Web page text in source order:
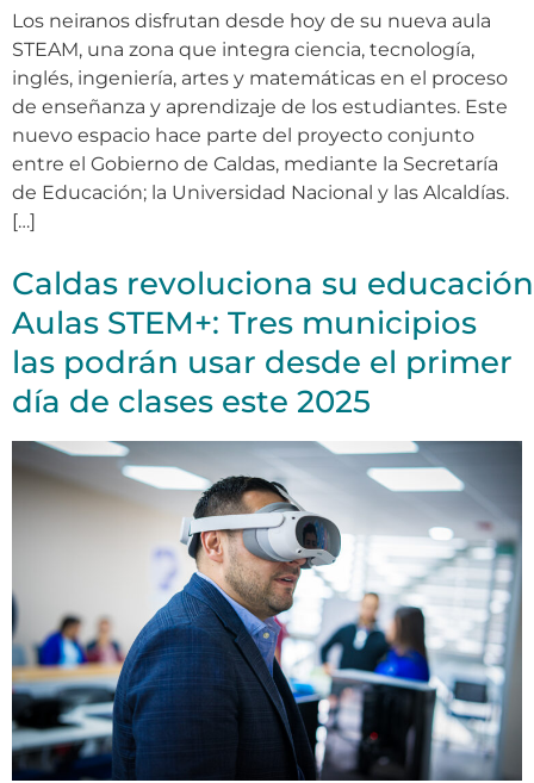
Los neiranos disfrutan desde hoy de su nueva aula
STEAM, una zona que integra ciencia, tecnología,
inglés, ingeniería, artes y matemáticas en el proceso
de enseñanza y aprendizaje de los estudiantes. Este
nuevo espacio hace parte del proyecto conjunto
entre el Gobierno de Caldas, mediante la Secretaría
de Educación; la Universidad Nacional y las Alcaldías.
[…]
Caldas revoluciona su
Aulas STEM+: Tres municipios
las podrán usar desde el primer
día de clases este 2025